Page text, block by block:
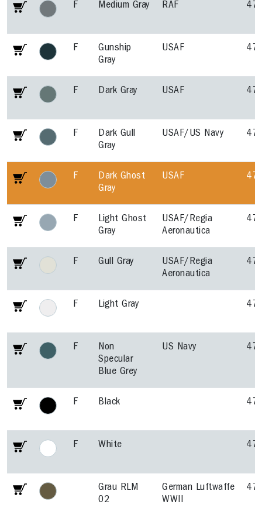
F Medium Gray RAF
F
Gunship
Gray
USAF
F Dark Gray USAF
F
Dark Gull
Gray
USAF/US Navy
F
Dark Ghost
Gray
USAF
F
Light Ghost
Gray
USAF/Regia
Aeronautica
F Gull Gray
USAF/Regia
Aeronautica
F Light Gray
F
Non
Specular
Blue Grey
US Navy
F Black
F White
Grau RLM
02
German Luftwaffe
WWII